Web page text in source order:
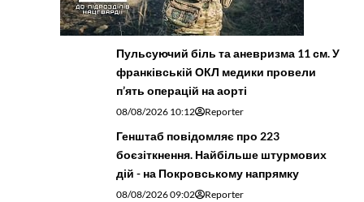
Пульсуючий біль та аневризма 11 см. У
франківській ОКЛ медики провели
п’ять операцій на аорті
08/08/2026 10:12 Reporter
Генштаб повідомляє про 223
боєзіткнення. Найбільше штурмових
дій - на Покровському напрямку
08/08/2026 09:02 Reporter